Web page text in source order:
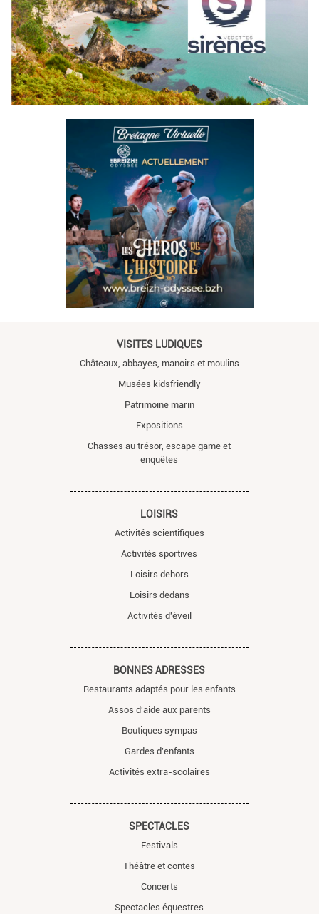
VISITES LUDIQUES
Châteaux, abbayes, manoirs et moulins
Musées kidsfriendly
Patrimoine marin
Expositions
Chasses au trésor, escape game et
enquêtes
LOISIRS
Activités scientifiques
Activités sportives
Loisirs dehors
Loisirs dedans
Activités d'éveil
BONNES ADRESSES
Restaurants adaptés pour les enfants
Assos d'aide aux parents
Boutiques sympas
Gardes d'enfants
Activités extra-scolaires
SPECTACLES
Festivals
Théâtre et contes
Concerts
Spectacles équestres